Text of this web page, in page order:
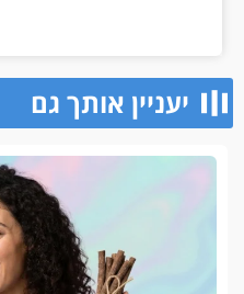
יעניין אותך גם